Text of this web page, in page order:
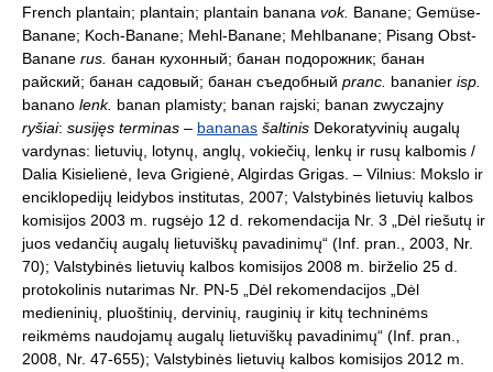
French plantain; plantain; plantain banana vok. Banane; Gemüse-
Banane; Koch-Banane; Mehl-Banane; Mehlbanane; Pisang Obst-
Banane rus. банан кухонный; банан подорожник; банан
райский; банан садовый; банан съедобный pranc. bananier isp.
banano lenk. banan plamisty; banan rajski; banan zwyczajny
ryšiai: susijęs terminas – bananas šaltinis Dekoratyvinių augalų
vardynas: lietuvių, lotynų, anglų, vokiečių, lenkų ir rusų kalbomis /
Dalia Kisielienė, Ieva Grigienė, Algirdas Grigas. – Vilnius: Mokslo ir
enciklopedijų leidybos institutas, 2007; Valstybinės lietuvių kalbos
komisijos 2003 m. rugsėjo 12 d. rekomendacija Nr. 3 „Dėl riešutų ir
juos vedančių augalų lietuviškų pavadinimų“ (Inf. pran., 2003, Nr.
70); Valstybinės lietuvių kalbos komisijos 2008 m. birželio 25 d.
protokolinis nutarimas Nr. PN-5 „Dėl rekomendacijos „Dėl
medieninių, pluoštinių, dervinių, rauginių ir kitų techninėms
reikmėms naudojamų augalų lietuviškų pavadinimų“ (Inf. pran.,
2008, Nr. 47-655); Valstybinės lietuvių kalbos komisijos 2012 m.